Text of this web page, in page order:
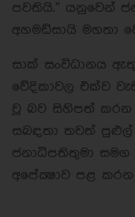
පවතියි.” යනුවෙන්
අහමඩ්සායි මහතා
සාක් සංවිධානය
වේදිකාවල එක්ව
වූ බව සිහිපත් කරන
සබඳතා තවත්
ජනාධිපතිතුමා
අපේක්‍ෂාව පළ